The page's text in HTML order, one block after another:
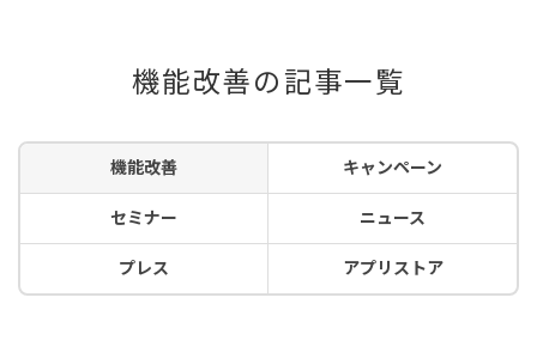
機能改善の記事一覧
機能改善 キャンペーン
セミナー ニュース
プレス アプリストア